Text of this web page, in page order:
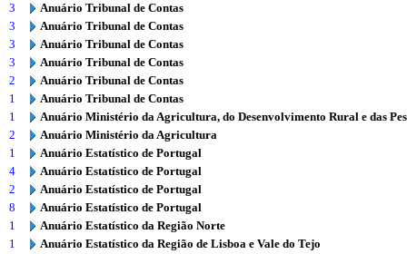
3
Anuário Tribunal de Contas
3
Anuário Tribunal de Contas
3
Anuário Tribunal de Contas
3
Anuário Tribunal de Contas
2
Anuário Tribunal de Contas
1
Anuário Tribunal de Contas
1
Anuário Ministério da Agricultura, do Desenvolvimento Rural e das
2
Anuário Ministério da Agricultura
1
Anuário Estatístico de Portugal
4
Anuário Estatístico de Portugal
2
Anuário Estatístico de Portugal
8
Anuário Estatístico de Portugal
1
Anuário Estatístico da Região Norte
1
Anuário Estatístico da Região de Lisboa e Vale do Tejo